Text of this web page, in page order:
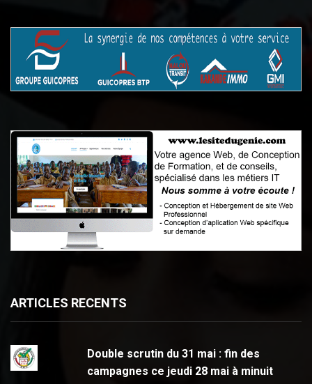
ARTICLES RECENTS
Double scrutin du 31 mai : fin des
campagnes ce jeudi 28 mai à minuit